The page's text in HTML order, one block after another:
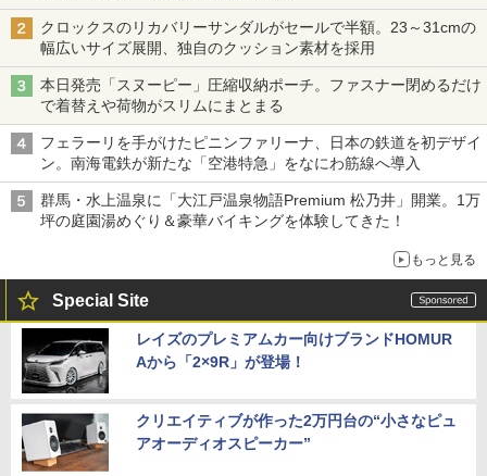
クロックスのリカバリーサンダルがセールで半額。23～31cmの
幅広いサイズ展開、独自のクッション素材を採用
本日発売「スヌーピー」圧縮収納ポーチ。ファスナー閉めるだけ
で着替えや荷物がスリムにまとまる
フェラーリを手がけたピニンファリーナ、日本の鉄道を初デザイ
ン。南海電鉄が新たな「空港特急」をなにわ筋線へ導入
群馬・水上温泉に「大江戸温泉物語Premium 松乃井」開業。1万
坪の庭園湯めぐり＆豪華バイキングを体験してきた！
もっと見る
Special Site
レイズのプレミアムカー向けブランドHOMUR
Aから「2×9R」が登場！
クリエイティブが作った2万円台の“小さなピュ
アオーディオスピーカー”